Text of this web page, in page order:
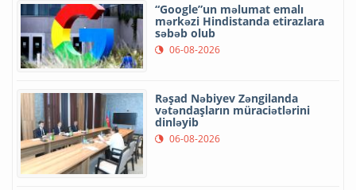
“Google”un məlumat emalı
mərkəzi Hindistanda etirazlara
səbəb olub
06-08-2026
Rəşad Nəbiyev Zəngilanda
vətəndaşların müraciətlərini
dinləyib
06-08-2026